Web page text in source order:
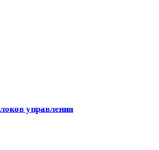
управления